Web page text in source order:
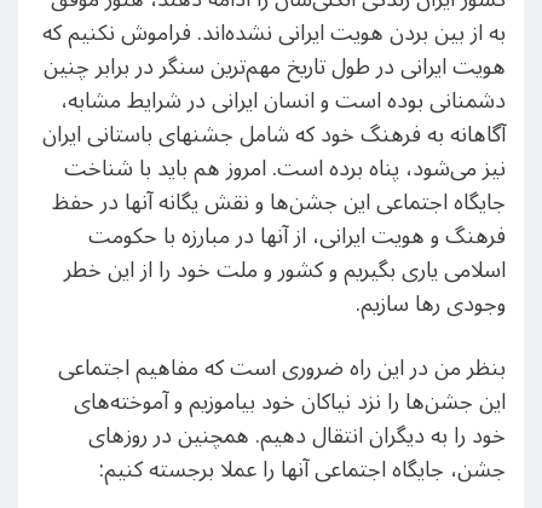
به از بین بردن هویت ایرانی نشده‌اند. فراموش نکنیم که
هویت ایرانی در طول تاریخ مهم‌ترین سنگر در برابر چنین
دشمنانی بوده است و انسان ایرانی در شرایط مشابه،
آگاهانه به فرهنگ خود که شامل جشنهای باستانی ایران
نیز می‌شود، پناه برده است. امروز هم باید با شناخت
جایگاه اجتماعی این جشن‌ها و نقش یگانه آنها در حفظ
فرهنگ و هویت ایرانی، از آنها در مبارزه با حکومت
اسلامی یاری بگیریم و کشور و ملت خود را از این خطر
وجودی رها سازیم.
بنظر من در این راه ضروری است که مفاهیم اجتماعی
این جشن‌ها را نزد نیاکان خود بیاموزیم و آموخته‌های
خود را به دیگران انتقال دهیم. همچنین در روز‌های
جشن‌، جایگاه اجتماعی آنها را عملا برجسته کنیم: